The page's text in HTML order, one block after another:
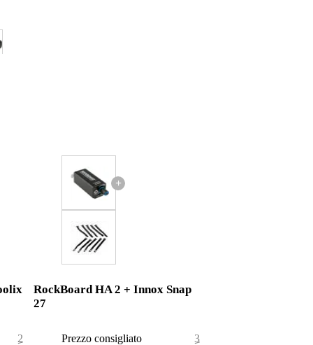
29,85 €
+
RockBoard HA 2 + Innox Snap
27
Prezzo consigliato
30,40 €